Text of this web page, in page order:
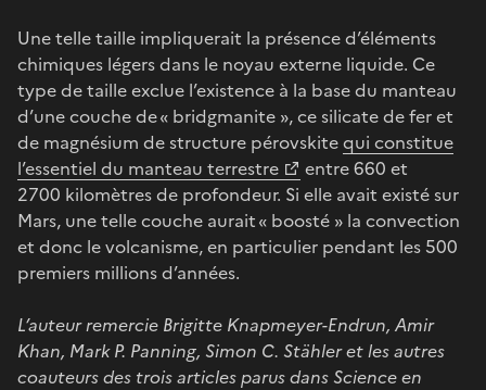
Une telle taille impliquerait la présence d’éléments
chimiques légers dans le noyau externe liquide. Ce
type de taille exclue l’existence à la base du manteau
d’une couche de « bridgmanite », ce silicate de fer et
de magnésium de structure pérovskitequi constitue
l’essentiel du manteau terrestre
entre 660 et
2700 kilomètres de profondeur. Si elle avait existé sur
Mars, une telle couche aurait « boosté » la convection
et donc le volcanisme, en particulier pendant les 500
premiers millions d’années.
L’auteur remercie Brigitte Knapmeyer-Endrun, Amir
Khan, Mark P. Panning, Simon C. Stähler et les autres
coauteurs des trois articles parus dans Science en